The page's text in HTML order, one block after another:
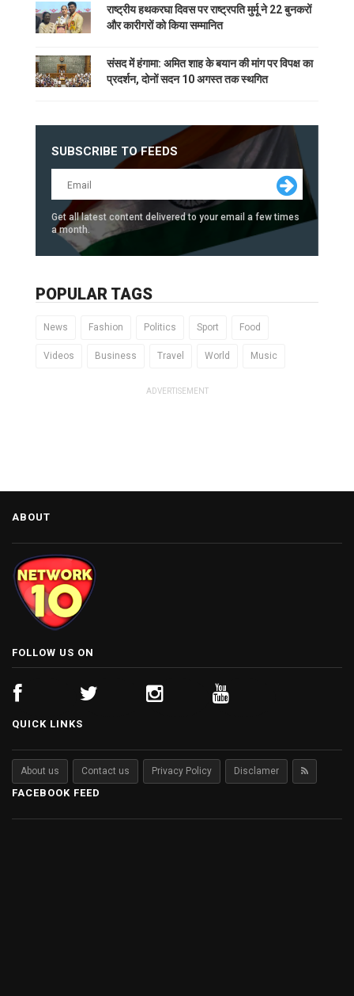
राष्ट्रीय हथकरघा दिवस पर राष्ट्रपति मुर्मू ने 22 बुनकरों
और कारीगरों को किया सम्मानित
संसद में हंगामा: अमित शाह के बयान की मांग पर विपक्ष का
प्रदर्शन, दोनों सदन 10 अगस्त तक स्थगित
SUBSCRIBE TO FEEDS
Get all latest content delivered to your email a few times
a month.
POPULAR TAGS
News Fashion Politics Sport Food
Videos Business Travel World Music
ADVERTISEMENT
ABOUT
FOLLOW US ON
QUICK LINKS
About us Contact us Privacy Policy Disclamer
FACEBOOK FEED